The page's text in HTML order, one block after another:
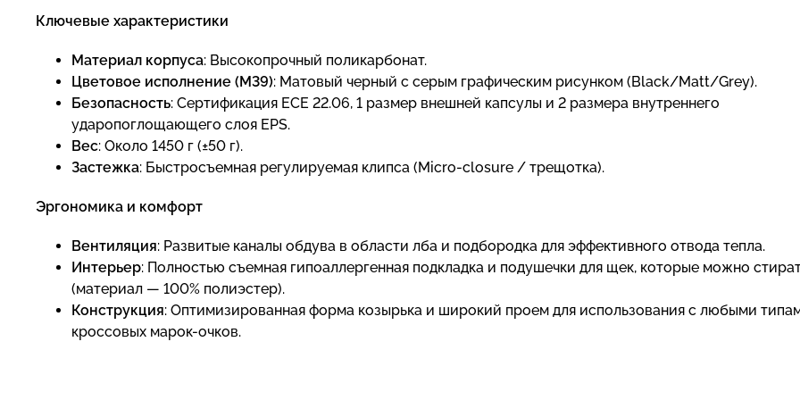
Ключевые характеристики
Материал корпуса: Высокопрочный поликарбонат.
Цветовое исполнение (M39): Матовый черный с серым графическим рисунком (Black/Matt/Grey).
Безопасность: Сертификация ECE 22.06, 1 размер внешней капсулы и 2 размера внутреннего
ударопоглощающего слоя EPS.
Вес: Около 1450 г (±50 г).
Застежка: Быстросъемная регулируемая клипса (Micro-closure / трещотка).
Эргономика и комфорт
Вентиляция: Развитые каналы обдува в области лба и подбородка для эффективного отвода тепла.
Интерьер: Полностью съемная гипоаллергенная подкладка и подушечки для щек, которые можно
(материал — 100% полиэстер).
Конструкция: Оптимизированная форма козырька и широкий проем для использования с любыми
кроссовых марок-очков.